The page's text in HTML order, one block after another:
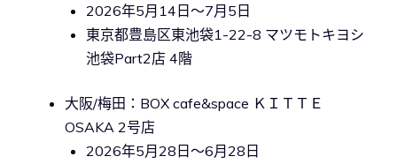
2026年5月14日～7月5日
東京都豊島区東池袋1-22-8 マツモトキヨシ
池袋Part2店 4階
大阪/梅田：BOX cafe&space ＫＩＴＴＥ
OSAKA 2号店
2026年5月28日～6月28日